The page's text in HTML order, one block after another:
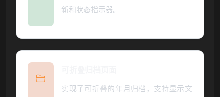
新和状态指示器。
实现了可折叠的年月归档，支持显示文